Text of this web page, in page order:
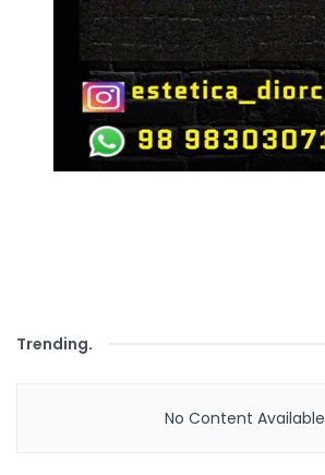
Trending.
No Content Available